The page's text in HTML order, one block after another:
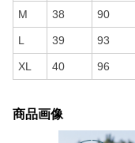
M 38 90
L 39 93
XL 40 96
商品画像